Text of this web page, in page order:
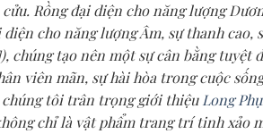
Rồng đại diện cho năng lượng
cho năng lượng Âm, sự thanh cao,
chúng tạo nên một sự cân bằng tuyệt
viên mãn, sự hài hòa trong cuộc
tôi trân trọng giới thiệuLong
chỉ là vật phẩm trang trí tinh xảo